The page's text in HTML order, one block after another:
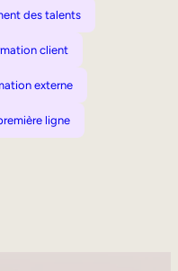
des talents
client
externe
ligne